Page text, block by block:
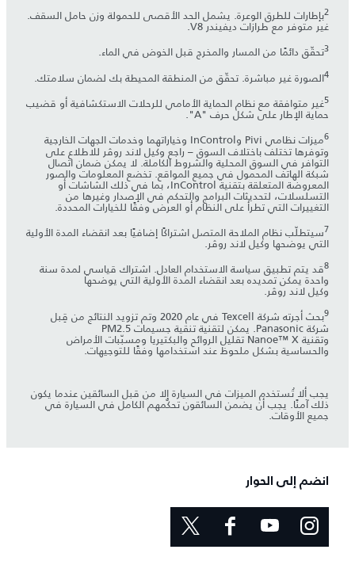
2بإطارات للطرق الوعرة. يشمل الحد الأقصى للحمولة وزن حامل السقف.
غير متوفر مع طرازات ديفيندر V8.
3تحقّق دائمًا من المسار والمخرج قبل الخوض في الماء.
4الصورة غير مباشرة. تحقّق من المنطقة المحيطة بك لضمان سلامتك.
5غير متوافقة مع نظام الحماية الأمامي للرحلات الاستكشافية أو قضيب
حماية الإطار على شكل حرف "A".
6 ميزات نظامي Pivi وInControl وخياراتهما وخدمات الجهات الخارجية
وتوفرها تختلف باختلاف السوق – راجع وكيل لاند روڤر للاطلاع على
التوافر في السوق المحلية والشروط الكاملة. لا يمكن ضمان اتصال
شبكة الهاتف المحمول في جميع المواقع. تخضع المعلومات والصور
المعروضة المتعلقة بتقنية InControl، بما في ذلك الشاشات أو
التسلسلات، لتحديثات البرامج والتحكم في الإصدار وغيرها من
التغييرات التي تطرأ على النظام أو العرض وفقًا للخيارات المحددة.
7سيتطلّب نظام الملاحة المتصل اشتراكًا إضافيًا بعد انقضاء المدة الأولية
التي يوضحها وكيل لاند روڤر.
8قد يتم تطبيق سياسة الاستخدام العادل. اشتراك قياسي لمدة سنة
واحدة يمكن تمديده بعد انقضاء المدة الأولية التي يوضحها
وكيل لاند روڤر.
9 بحث أجرته شركة Texcell في عام 2020 وتم تزويد النتائج من قِبل
شركة Panasonic. يمكن لتقنية تنقية جسيمات PM2.5
وتقنية Nanoe™ X تقليل الروائح والبكتيريا ومسبّبات الأمراض
والحساسية بشكل ملحوظ عند استخدامها وفقًا للتوجيهات.
يجب ألا تُستخدم الميزات في السيارة إلا من قبل السائقين عندما يكون
ذلك آمنًا. يجب أن يضمن السائقون تحكّمهم الكامل في السيارة في
جميع الأوقات.
انضم إلى الحوار